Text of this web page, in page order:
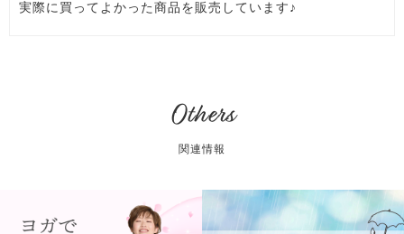
実際に買ってよかった商品を販売しています♪
Others
関連情報